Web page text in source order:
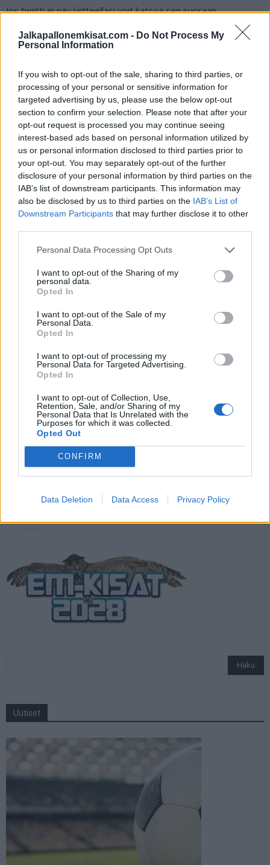
Jalkapallonemkisat.com - Do Not Process My
Personal Information
If you wish to opt-out of the sale, sharing to third parties, or
processing of your personal or sensitive information for
targeted advertising by us, please use the below opt-out
section to confirm your selection. Please note that after your
opt-out request is processed you may continue seeing
interest-based ads based on personal information utilized by
us or personal information disclosed to third parties prior to
your opt-out. You may separately opt-out of the further
disclosure of your personal information by third parties on the
IAB’s list of downstream participants. This information may
also be disclosed by us to third parties on the IAB’s List of
Downstream Participants that may further disclose it to other
Personal Data Processing Opt Outs
I want to opt-out of the Sharing of my
personal data.
Opted In
I want to opt-out of the Sale of my
Personal Data.
Opted In
I want to opt-out of processing my
Personal Data for Targeted Advertising.
Opted In
I want to opt-out of Collection, Use,
Retention, Sale, and/or Sharing of my
Personal Data that Is Unrelated with the
Purposes for which it was collected.
Opted Out
CONFIRM
Data Deletion Data Access Privacy Policy
Jos twiitti ei näy laitteellasi voit katsoa sen suoraan
taitava keskikenttäpelaaja siirtyi vuonna 2018 Belgiaan Zulte
Waregemin riveihin, josta hän palasi Kuopioon ja
Veikkausliigaan kaudelle 2020.
Edellinen artikkeli
Katso video: Juventus nousi
trillerissä
Seuraava artikkeli
Huuhkajien ohjelma vuodelle
LIITTYVÄT ARTIKKELIT LISÄÄ TEKIJÄLTÄ
Kuinka Suomi selvitti tiensä EM 2021
kisoihin?
Markku Kanervan valinnat helpottuvat –
EM-kisajoukkueisiin saa valita 26 pelaajaa
Uutiset